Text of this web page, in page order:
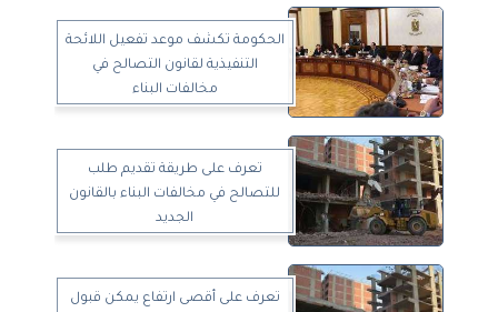
الحكومة تكشف موعد تفعيل اللائحة
التنفيذية لقانون التصالح في
مخالفات البناء
تعرف على طريقة تقديم طلب
للتصالح في مخالفات البناء بالقانون
الجديد
تعرف على أقصى ارتفاع يمكن قبول